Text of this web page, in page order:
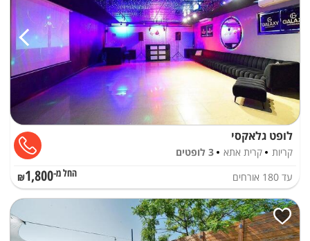
לופט גלאקסי
קריות קרית אתא
3 לופטים
עד 180 אורחים החל מ-₪1,800